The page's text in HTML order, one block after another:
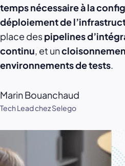
temps nécessaire à la
déploiement de
place despipelines
continu, et un
environnements de tests.
Marin Bouanchaud
Tech Lead chez Selego